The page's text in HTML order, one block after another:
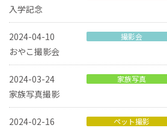
入学記念
2024-04-10 撮影会
おやこ撮影会
2024-03-24 家族写真
家族写真撮影
2024-02-16 ペット撮影